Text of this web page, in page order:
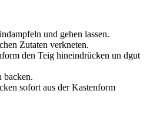
und gehen lassen.
Zutaten verkneten.
den Teig hineindrücken un dgut
backen.
sofort aus der Kastenform